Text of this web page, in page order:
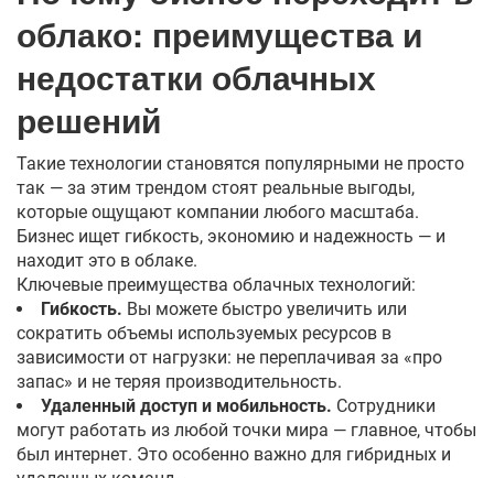
облако: преимущества и
недостатки облачных
решений
Такие технологии становятся популярными не просто
так — за этим трендом стоят реальные выгоды,
которые ощущают компании любого масштаба.
Бизнес ищет гибкость, экономию и надежность — и
находит это в облаке.
Ключевые преимущества облачных технологий:
Гибкость. Вы можете быстро увеличить или
сократить объемы используемых ресурсов в
зависимости от нагрузки: не переплачивая за «про
запас» и не теряя производительность.
Удаленный доступ и мобильность. Сотрудники
могут работать из любой точки мира — главное, чтобы
был интернет. Это особенно важно для гибридных и